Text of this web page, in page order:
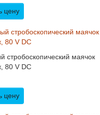
цену
маячок
80 V DC
цену